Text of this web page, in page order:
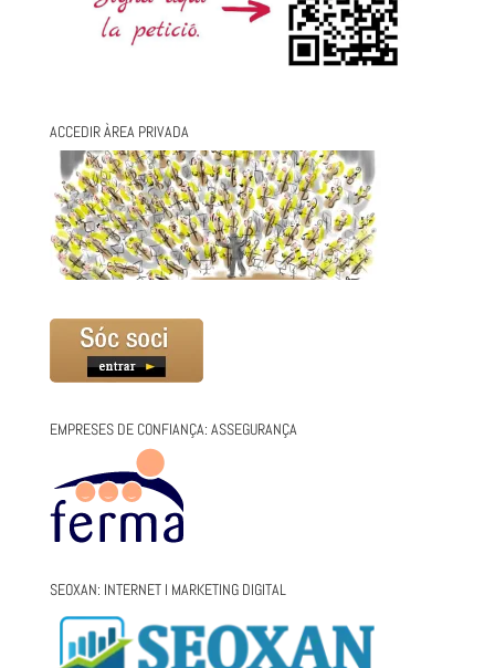
ACCEDIR ÀREA PRIVADA
EMPRESES DE CONFIANÇA: ASSEGURANÇA
SEOXAN: INTERNET I MARKETING DIGITAL